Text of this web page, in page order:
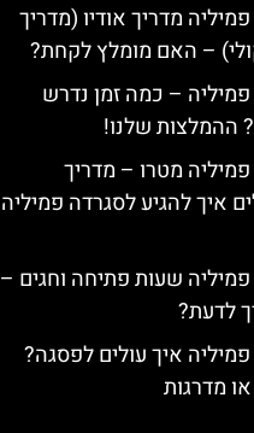
מדריך אודיו (מדריך
– האם מומלץ לקחת?
– כמה זמן נדרש
ההמלצות שלנו!
מטרו – מדריך
איך להגיע לסגרדה פמיליה
שעות פתיחה וחגים –
לדעת?
איך עולים לפסגה?
מדרגות